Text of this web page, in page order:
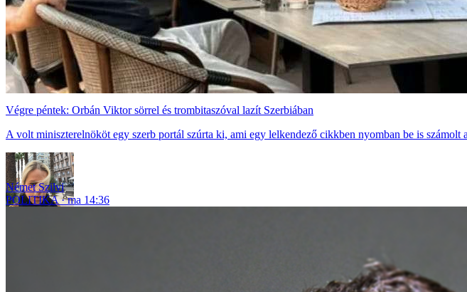
Végre péntek: Orbán Viktor sörrel és trombitaszóval lazít Szerbiában
A volt miniszterelnököt egy szerb portál szúrta ki, ami egy lelkendező cikkben nyomban be is számolt
Német Szilvi
POLITIKA
ma 14:36